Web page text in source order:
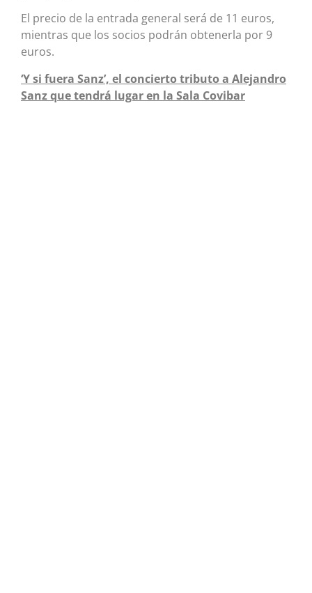
El precio de la entrada general será de 11 euros,
mientras que los socios podrán obtenerla por 9
euros.
‘Y si fuera Sanz’, el concierto tributo a Alejandro
Sanz que tendrá lugar en la Sala Covibar